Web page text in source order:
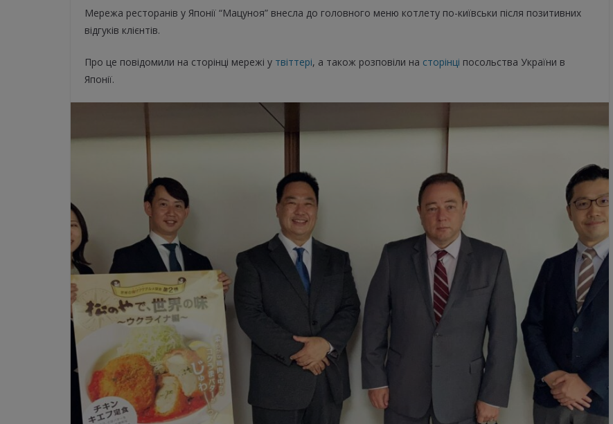
Мережа ресторанів у Японії “Мацуноя” внесла до головного меню котлету по-київськи після позитивних
відгуків клієнтів.
Про це повідомили на сторінці мережі у твіттері, а також розповіли на сторінці посольства України в
Японії.